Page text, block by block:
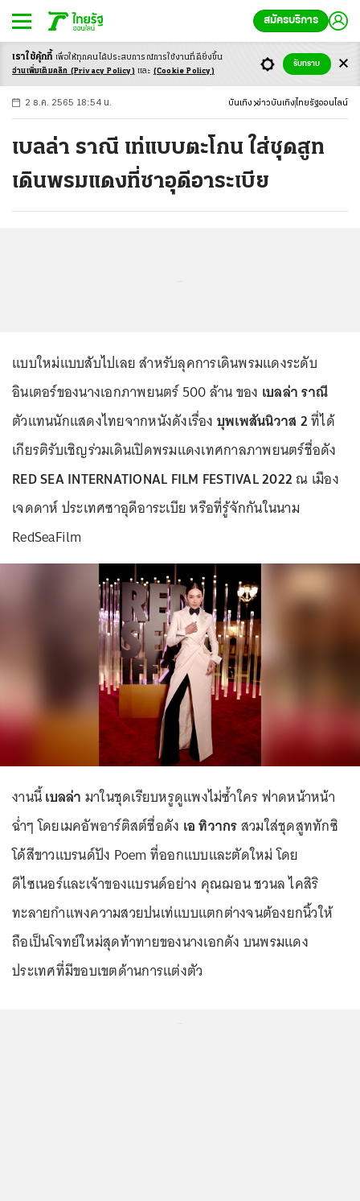
สมัครบริการ
-ก ก ก+
2 ธ.ค. 2565 18:54 น. บันเทิง ข่าวบันเทิง ไทยรัฐออนไลน์
เบลล่า ราณี เท่แบบตะโกน ใส่ชุดสูท
เดินพรมแดงที่ซาอุดีอาระเบีย
แบบใหม่แบบสับไปเลย สำหรับลุคการเดินพรมแดงระดับ
อินเตอร์ของนางเอกภาพยนตร์ 500 ล้าน ของ เบลล่า ราณี
ตัวแทนนักแสดงไทยจากหนังดังเรื่อง บุพเพสันนิวาส 2ที่ได้
เกียรติรับเชิญร่วมเดินเปิดพรมแดงเทศกาลภาพยนตร์ชื่อดัง
RED SEA INTERNATIONAL FILM FESTIVAL 2022ณ เมือง
เจดดาห์ ประเทศซาอุดีอาระเบีย หรือที่รู้จักกันในนาม
RedSeaFilm
งานนี้เบลล่า มาในชุดเรียบหรูดูแพงไม่ซ้ำใคร ฟาดหน้าหน้า
ฉ่ำๆ โดยเมคอัพอาร์ติสต์ชื่อดัง เอ ทิวากรสวมใส่ชุดสูททักซิ
โด้สีขาวแบรนด์ปัง Poem ที่ออกแบบและตัดใหม่ โดย
ดีไซเนอร์และเจ้าของแบรนด์อย่าง คุณฌอน ชวนล ไคสิริ
ทะลายกำแพงความสวยปนเท่แบบแตกต่างจนต้องยกนิ้วให้
ถือเป็นโจทย์ใหม่สุดท้าทายของนางเอกดัง บนพรมแดง
ประเทศที่มีขอบเขตด้านการแต่งตัว
เราใช้คุ้กกี้ เพื่อให้ทุกคนได้ประสบการณ์การใช้งานที่ดียิ่งขึ้น
อ่านเพิ่มเติมคลิก (Privacy Policy) และ (Cookie Policy)
รับทราบ